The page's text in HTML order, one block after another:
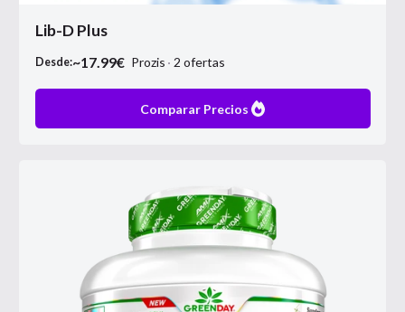
Lib-D Plus
Desde:~17.99€ Prozis 2 ofertas
Comparar Precios